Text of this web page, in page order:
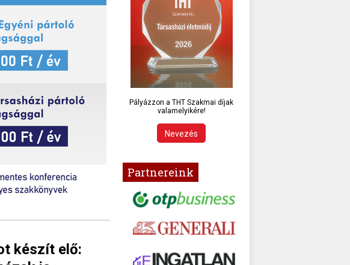
készít elő:
Pályázzon a THT Szakmai díjak
valamelyikére!
Nevezés
Partnereink